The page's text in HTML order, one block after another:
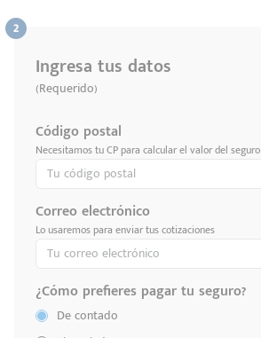
Ingresa tus datos
(Requerido)
Código postal
Necesitamos tu CP para calcular el valor del seguro
Correo electrónico
Lo usaremos para enviar tus cotizaciones
¿Cómo prefieres pagar tu seguro?
De contado